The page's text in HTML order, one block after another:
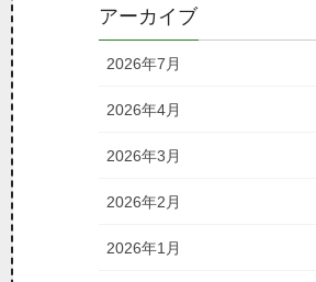
アーカイブ
2026年7月
2026年4月
2026年3月
2026年2月
2026年1月